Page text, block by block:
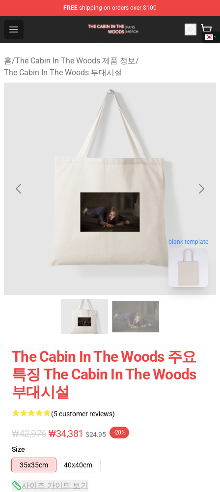
FREE shipping on orders over $100
Open menu
The Cabin In The Woods Shop - Official The Cabin In
홈/The Cabin In The Woods 제품 정보/
The Cabin In The Woods 부대시설
blank template
The Cabin In The Woods 주요
특징 The Cabin In The Woods
부대시설
(5 customer reviews)
₩42,976₩34,381 $24.95 -20%
Size
35x35cm
40x40cm
사이즈 가이드 보기